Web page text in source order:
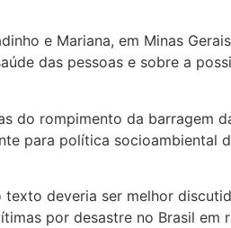
e Mariana, em Minas
das pessoas e sobre a
rompimento da barragem
para política socioambiental
deveria ser melhor
por desastre no Brasil em